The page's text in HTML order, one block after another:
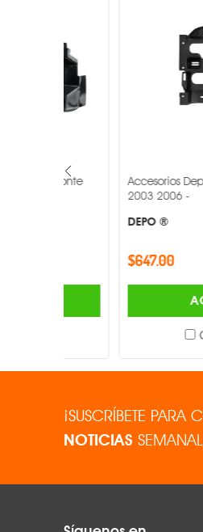
Accesorios Depo
2003 2006 -
AGREGAR
¡SUSCRÍBETE PARA
NOTICIAS